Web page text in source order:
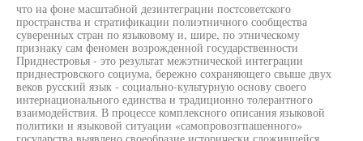
что на фоне масштабной дезинтеграции постсоветского
пространства и стратификации полиэтничного сообщества
суверенных стран по языковому и, шире, по этническому
признаку сам феномен возрожденной государственности
Приднестровья - это результат межэтнической интеграции
приднестровского социума, бережно сохраняющего свыше двух
веков русский язык - социально-культурную основу своего
интернационального единства и традиционно толерантного
взаимодействия. В процессе комплексного описания языковой
политики и языковой ситуации «самопровозгпашенного»